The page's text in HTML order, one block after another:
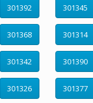
301392 301345
301368 301314
301342 301390
301326 301377